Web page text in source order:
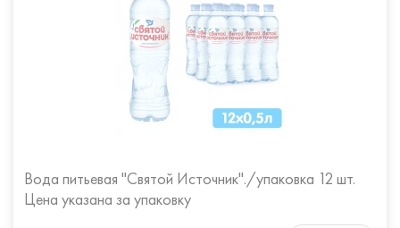
Вода питьевая "Святой Источник"./упаковка 12 шт.
Цена указана за упаковку